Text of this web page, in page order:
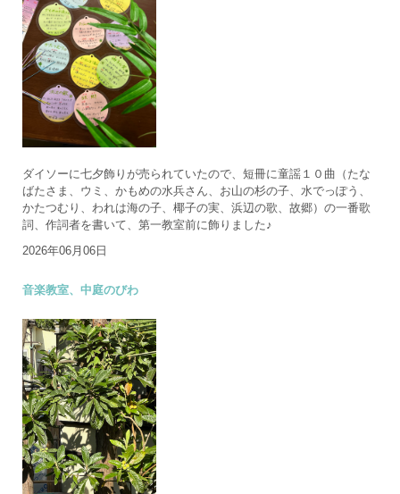
ダイソーに七夕飾りが売られていたので、短冊に童謡１０曲（たな
ばたさま、ウミ、かもめの水兵さん、お山の杉の子、水でっぽう、
かたつむり、われは海の子、椰子の実、浜辺の歌、故郷）の一番歌
詞、作詞者を書いて、第一教室前に飾りました♪
2026年06月06日
音楽教室、中庭のびわ